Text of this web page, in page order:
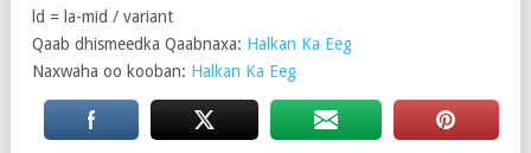
ld = la-mid / variant
Qaab dhismeedka Qaabnaxa: Halkan Ka Eeg
Naxwaha oo kooban: Halkan Ka Eeg